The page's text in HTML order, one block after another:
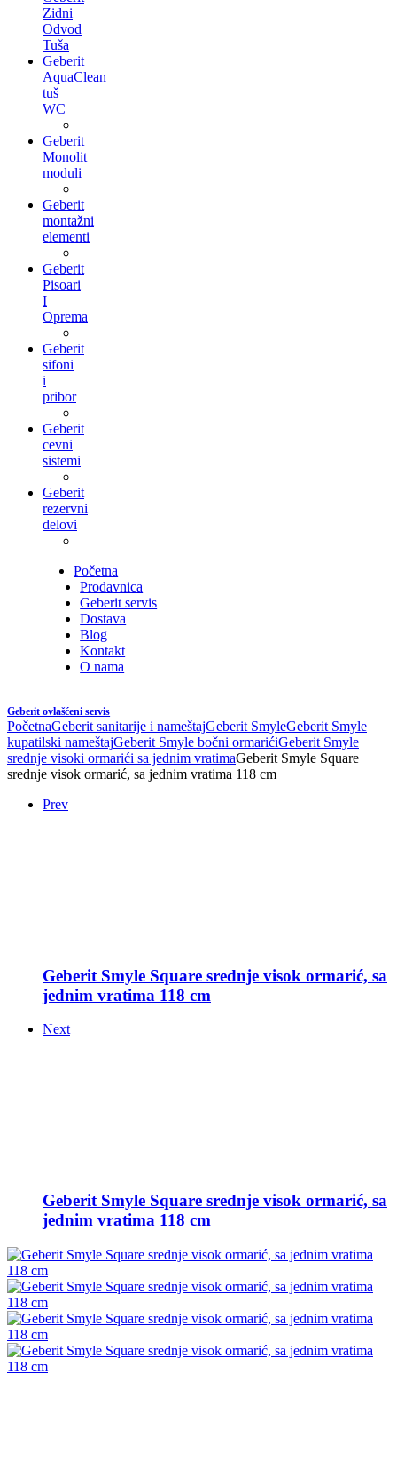
Zidni
Odvod
Tuša
Geberit
AquaClean
tuš
WC
Geberit
Monolit
moduli
Geberit
montažni
elementi
Geberit
Pisoari
I
Oprema
Geberit
sifoni
i
pribor
Geberit
cevni
sistemi
Geberit
rezervni
delovi
Početna
Prodavnica
Geberit servis
Dostava
Blog
Kontakt
O nama
Geberit ovlašćeni servis
PočetnaGeberit sanitarije i nameštajGeberit SmyleGeberit Smyle
kupatilski nameštajGeberit Smyle bočni ormarićiGeberit Smyle
srednje visoki ormarići sa jednim vratimaGeberit Smyle Square
srednje visok ormarić, sa jednim vratima 118 cm
Prev
Geberit Smyle Square srednje visok ormarić, sa
jednim vratima 118 cm
Next
Geberit Smyle Square srednje visok ormarić, sa
jednim vratima 118 cm